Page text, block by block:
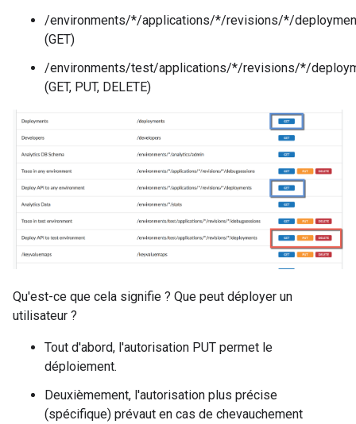
/environments/*/applications/*/revisions/*/
(GET)
/environments/test/applications/*/revisions/*/
(GET, PUT, DELETE)
Qu'est-ce que cela signifie ? Que peut déployer un
utilisateur ?
Tout d'abord, l'autorisation PUT permet le
déploiement.
Deuxièmement, l'autorisation plus précise
(spécifique) prévaut en cas de chevauchement